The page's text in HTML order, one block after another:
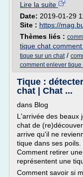
Lire la suite
Date: 2019-01-29
Site : https://
Thèmes liés :
tique chat
tique sur un chat/
comment enlever
Tique :
chat | Chat ...
dans Blog
L'arrivée des beaux
chat de
arrive qu'il ne
tique dans ses
Comment retirer
représentent une
Comment savoir si